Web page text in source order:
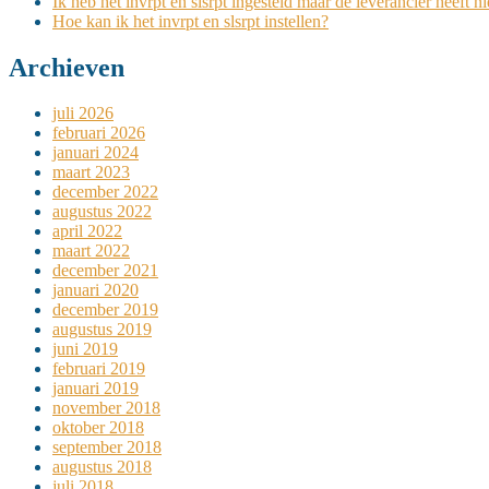
Hoe kan ik het invrpt en slsrpt instellen?
Archieven
juli 2026
februari 2026
januari 2024
maart 2023
december 2022
augustus 2022
april 2022
maart 2022
december 2021
januari 2020
december 2019
augustus 2019
juni 2019
februari 2019
januari 2019
november 2018
oktober 2018
september 2018
augustus 2018